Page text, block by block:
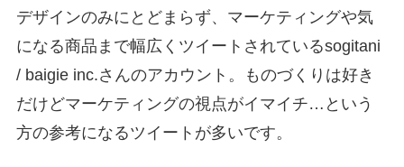
デザインのみにとどまらず、マーケティングや気
になる商品まで幅広くツイートされているsogitani
/ baigie inc.さんのアカウント。ものづくりは好き
だけどマーケティングの視点がイマイチ…という
方の参考になるツイートが多いです。